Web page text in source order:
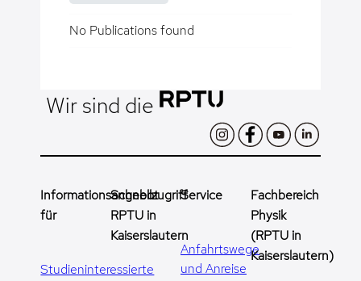
No Publications found
Wir sind die
Informationsangebot
für
Studieninteressierte
Schnellzugriff
RPTU in
Kaiserslautern
Service
Anfahrtswege
und Anreise
Fachbereich
Physik
(RPTU in
Kaiserslautern)